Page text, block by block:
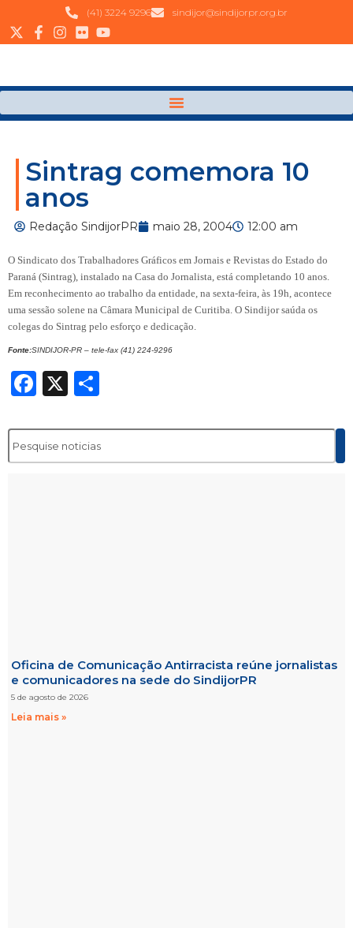
(41) 3224 9296 sindijor@sindijorpr.org.br
Sintrag comemora 10
anos
Redação SindijorPR maio 28, 2004 12:00 am
O Sindicato dos Trabalhadores Gráficos em Jornais e Revistas do Estado do
Paraná (Sintrag), instalado na Casa do Jornalista, está completando 10 anos.
Em reconhecimento ao trabalho da entidade, na sexta-feira, às 19h, acontece
uma sessão solene na Câmara Municipal de Curitiba. O Sindijor saúda os
colegas do Sintrag pelo esforço e dedicação.
Fonte:SINDIJOR-PR – tele-fax (41) 224-9296
Facebook
X
Oficina de Comunicação Antirracista reúne jornalistas
e comunicadores na sede do SindijorPR
5 de agosto de 2026
Leia mais »